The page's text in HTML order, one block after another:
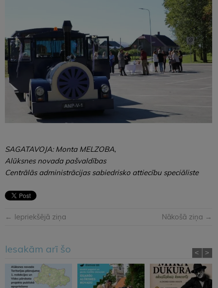
SAGATAVOJA: Monta MELZOBA,
Alūksnes novada pašvaldības
Centrālās administrācijas sabiedrisko attiecību speciāliste
← Iepriekšējā ziņa Nākošā ziņa →
Iesakām arī šo < >